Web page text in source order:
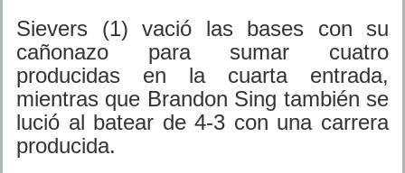
Sievers (1) vació las bases con su
cañonazo para sumar cuatro
producidas en la cuarta entrada,
mientras que Brandon Sing también se
lució al batear de 4-3 con una carrera
producida.